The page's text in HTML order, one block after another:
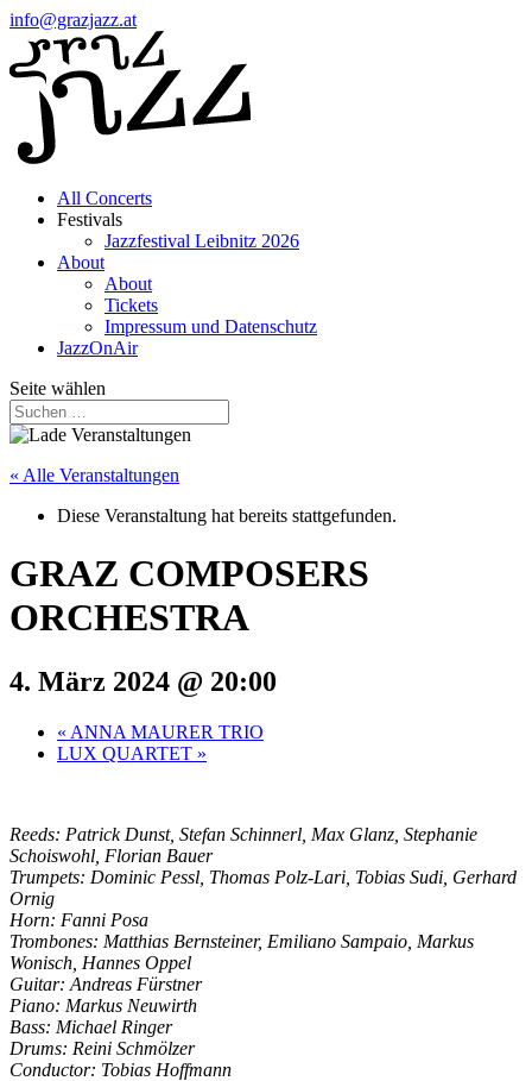
info@grazjazz.at
All Concerts
Festivals
Jazzfestival Leibnitz 2026
About
About
Tickets
Impressum und Datenschutz
JazzOnAir
Seite wählen
« Alle Veranstaltungen
Diese Veranstaltung hat bereits stattgefunden.
GRAZ COMPOSERS
ORCHESTRA
4. März 2024 @ 20:00
« ANNA MAURER TRIO
LUX QUARTET »
Reeds: Patrick Dunst, Stefan Schinnerl, Max Glanz, Stephanie
Schoiswohl, Florian Bauer
Trumpets: Dominic Pessl, Thomas Polz-Lari, Tobias Sudi, Gerhard
Ornig
Horn: Fanni Posa
Trombones: Matthias Bernsteiner, Emiliano Sampaio, Markus
Wonisch, Hannes Oppel
Guitar: Andreas Fürstner
Piano: Markus Neuwirth
Bass: Michael Ringer
Drums: Reini Schmölzer
Conductor: Tobias Hoffmann